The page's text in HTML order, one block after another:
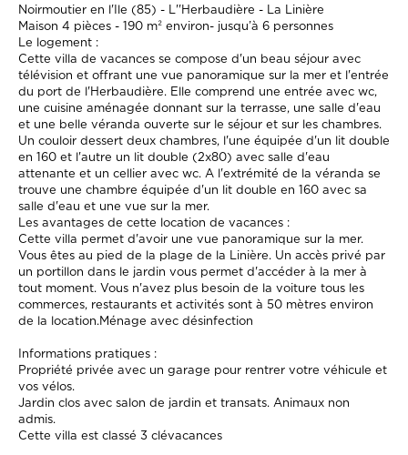
Noirmoutier en l'Ile (85) - L''Herbaudière - La Linière
Maison 4 pièces - 190 m² environ- jusqu’à 6 personnes
Le logement :
Cette villa de vacances se compose d'un beau séjour avec
télévision et offrant une vue panoramique sur la mer et l'entrée
du port de l'Herbaudière. Elle comprend une entrée avec wc,
une cuisine aménagée donnant sur la terrasse, une salle d'eau
et une belle véranda ouverte sur le séjour et sur les chambres.
Un couloir dessert deux chambres, l'une équipée d'un lit double
en 160 et l'autre un lit double (2x80) avec salle d'eau
attenante et un cellier avec wc. A l'extrémité de la véranda se
trouve une chambre équipée d'un lit double en 160 avec sa
salle d'eau et une vue sur la mer.
Les avantages de cette location de vacances :
Cette villa permet d'avoir une vue panoramique sur la mer.
Vous êtes au pied de la plage de la Linière. Un accès privé par
un portillon dans le jardin vous permet d'accéder à la mer à
tout moment. Vous n'avez plus besoin de la voiture tous les
commerces, restaurants et activités sont à 50 mètres environ
de la location.Ménage avec désinfection
Informations pratiques :
Propriété privée avec un garage pour rentrer votre véhicule et
vos vélos.
Jardin clos avec salon de jardin et transats. Animaux non
admis.
Cette villa est classé 3 clévacances